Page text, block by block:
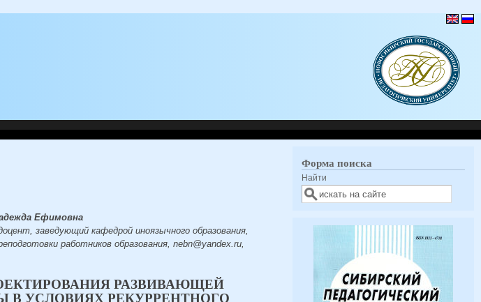
Ефимовна
заведующий кафедрой иноязычного образования,
работников образования, nebn@yandex.ru,
РАЗВИВАЮЩЕЙ
УСЛОВИЯХ РЕКУРРЕНТНОГО
Форма поиска
Найти